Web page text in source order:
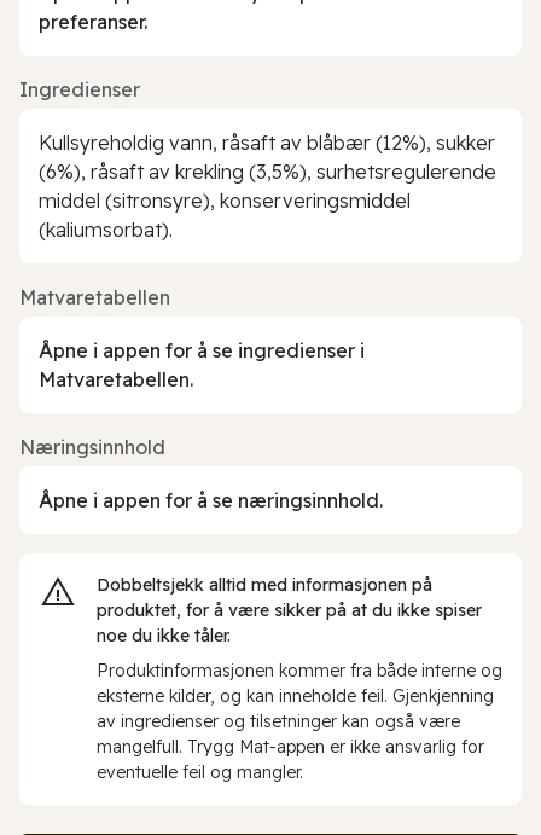
preferanser.
Ingredienser
Kullsyreholdig vann, råsaft av blåbær (12%), sukker
(6%), råsaft av krekling (3,5%), surhetsregulerende
middel (sitronsyre), konserveringsmiddel
(kaliumsorbat).
Matvaretabellen
Åpne i appen for å se ingredienser i
Matvaretabellen.
Næringsinnhold
Åpne i appen for å se næringsinnhold.
Dobbeltsjekk alltid med informasjonen på
produktet, for å være sikker på at du ikke spiser
noe du ikke tåler.
Produktinformasjonen kommer fra både interne og
eksterne kilder, og kan inneholde feil. Gjenkjenning
av ingredienser og tilsetninger kan også være
mangelfull. Trygg Mat-appen er ikke ansvarlig for
eventuelle feil og mangler.